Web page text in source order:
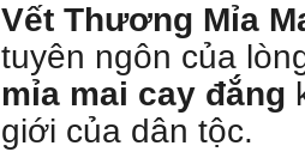
Vết Thương Mỉa
tuyên ngôn của
mỉa mai cay đắng
giới của dân tộc.